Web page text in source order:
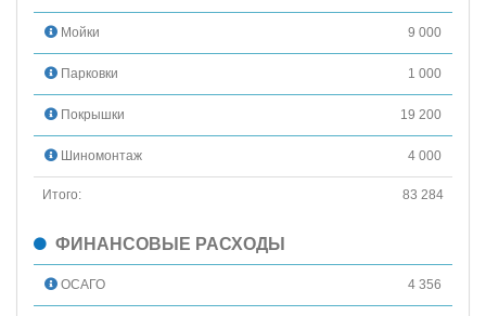
Мойки 9 000
Парковки 1 000
Покрышки 19 200
Шиномонтаж 4 000
Итого: 83 284
ФИНАНСОВЫЕ РАСХОДЫ
ОСАГО 4 356